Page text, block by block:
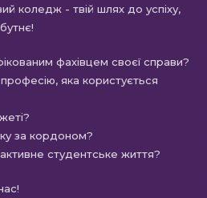
коледж - твій шлях до успіху,
фахівцем своєї справи?
яка користується
за кордоном?
студентське життя?